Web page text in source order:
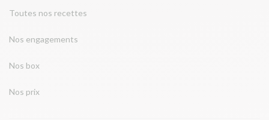
Toutes nos recettes
Nos engagements
Nos box
Nos prix